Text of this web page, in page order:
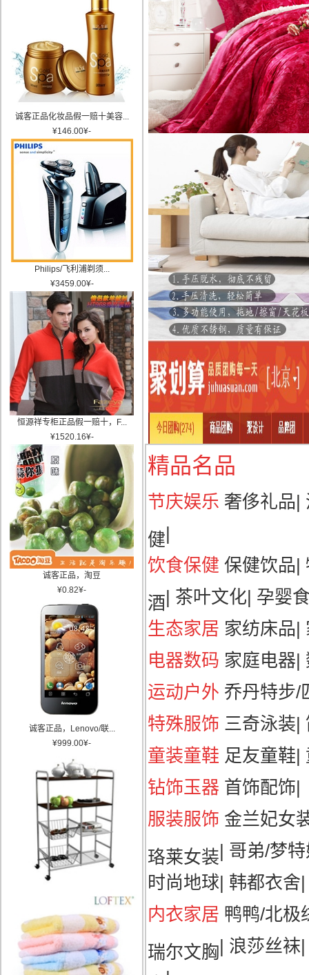
诚客正品化妆品假一赔十美容...
¥146.00¥-
Philips/飞利浦剃须...
¥3459.00¥-
恒源祥专柜正品假一赔十，F...
¥1520.16¥-
诚客正品，淘豆
¥0.82¥-
诚客正品，Lenovo/联...
¥999.00¥-
精品名品
节庆娱乐 奢侈礼品|
健|
饮食保健 保健饮品|
酒| 茶叶文化| 孕婴
生态家居 家纺床品|
电器数码 家庭电器|
运动户外 乔丹特步/
特殊服饰 三奇泳装|
童装童鞋 足友童鞋|
钻饰玉器 首饰配饰|
服装服饰 金兰妃女
珞莱女装| 哥弟/梦
时尚地球| 韩都衣舍|
内衣家居 鸭鸭/北极
瑞尔文胸| 浪莎丝袜